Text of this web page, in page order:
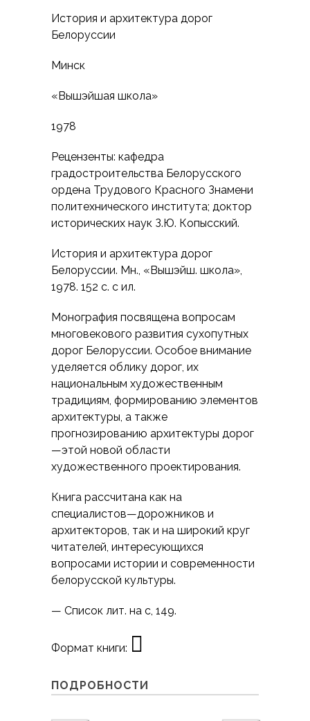
История и архитектура дорог
Белоруссии
Минск
«Вышэйшая школа»
1978
Рецензенты: кафедра
градостроительства Белорусского
ордена Трудового Красного Знамени
политехнического института; доктор
исторических наук З.Ю. Копысский.
История и архитектура дорог
Белоруссии. Мн., «Вышэйш. школа»,
1978. 152 с. с ил.
Монография посвящена вопросам
многовекового развития сухопутных
дорог Белоруссии. Особое внимание
уделяется облику дорог, их
национальным художественным
традициям, формированию элементов
архитектуры, а также
прогнозированию архитектуры дорог
—этой новой области
художественного проектирования.
Книга рассчитана как на
специалистов—дорожников и
архитекторов, так и на широкий круг
читателей, интересующихся
вопросами истории и современности
белорусской культуры.
— Список лит. на с, 149.
Формат книги:
ПОДРОБНОСТИ